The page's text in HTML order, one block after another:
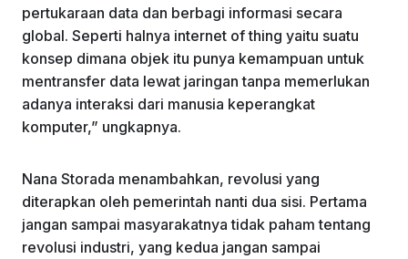
pertukaraan data dan berbagi informasi secara
global. Seperti halnya internet of thing yaitu suatu
konsep dimana objek itu punya kemampuan untuk
mentransfer data lewat jaringan tanpa memerlukan
adanya interaksi dari manusia keperangkat
komputer,” ungkapnya.
Nana Storada menambahkan, revolusi yang
diterapkan oleh pemerintah nanti dua sisi. Pertama
jangan sampai masyarakatnya tidak paham tentang
revolusi industri, yang kedua jangan sampai